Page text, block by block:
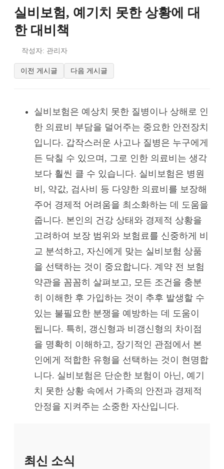
실비보험, 예기치 못한 상황에 대
한 대비책
작성자: 관리자
이전 게시글 다음 게시글
실비보험은 예상치 못한 질병이나 상해로 인
한 의료비 부담을 덜어주는 중요한 안전장치
입니다. 갑작스러운 사고나 질병은 누구에게
든 닥칠 수 있으며, 그로 인한 의료비는 생각
보다 훨씬 클 수 있습니다. 실비보험은 병원
비, 약값, 검사비 등 다양한 의료비를 보장해
주어 경제적 어려움을 최소화하는 데 도움을
줍니다. 본인의 건강 상태와 경제적 상황을
고려하여 보장 범위와 보험료를 신중하게 비
교 분석하고, 자신에게 맞는 실비보험 상품
을 선택하는 것이 중요합니다. 계약 전 보험
약관을 꼼꼼히 살펴보고, 모든 조건을 충분
히 이해한 후 가입하는 것이 추후 발생할 수
있는 불필요한 분쟁을 예방하는 데 도움이
됩니다. 특히, 갱신형과 비갱신형의 차이점
을 명확히 이해하고, 장기적인 관점에서 본
인에게 적합한 유형을 선택하는 것이 현명합
니다. 실비보험은 단순한 보험이 아닌, 예기
치 못한 상황 속에서 가족의 안전과 경제적
안정을 지켜주는 소중한 자산입니다.
최신 소식